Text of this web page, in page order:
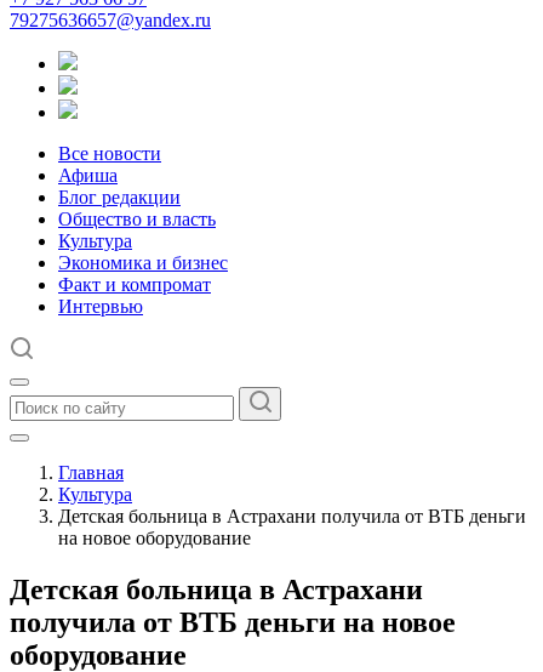
79275636657@yandex.ru
Все новости
Афиша
Блог редакции
Общество и власть
Культура
Экономика и бизнес
Факт и компромат
Интервью
Главная
Культура
Детская больница в Астрахани получила от ВТБ деньги
на новое оборудование
Детская больница в Астрахани
получила от ВТБ деньги на новое
оборудование